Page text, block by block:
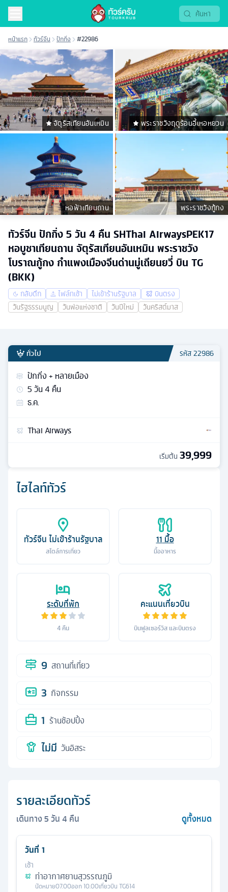
หน้าแรก ทัวร์จีน ปักกิ่ง #22986
จัตุรัสเทียนอันเหมิน พระราชวังฤดูร้อนอี้เหอหยวน
หอฟ้าเทียนถาน พระราชวังกู้กง
ทัวร์จีน ปักกิ่ง 5 วัน 4 คืน SHThai AirwaysPEK17
หอบูชาเทียนถาน จัตุรัสเทียนอันเหมิน พระราชวัง
โบราณกู้กง กำแพงเมืองจีนด่านมู่เถียนยวี่ บิน TG
(BKK)
กลับดึก ไฟล์ทเช้า ไม่เข้าร้านรัฐบาล
บินตรง
วันรัฐธรรมนูญ
วันพ่อแห่งชาติ วันปีใหม่ วันคริสต์มาส
ไฮไลท์ทัวร์
ทัวร์จีน ไม่เข้าร้านรัฐบาล
สไตล์การเที่ยว
11 มื้อ
มื้ออาหาร
ระดับที่พัก
4 คืน
คะแนนเที่ยวบิน
บินฟูลเซอร์วิส และบินตรง
9 สถานที่เที่ยว
3 กิจกรรม
1 ร้านช้อปปิ้ง
ไม่มี วันอิสระ
รายละเอียดทัวร์
เดินทาง5วัน4 คืน ดูทั้งหมด
วันที่ 1
เช้า
ท่าอากาศยานสุวรรณภูมิ
นัดหมาย07.00ออก10.00เที่ยวบิน TG614
ทั่วไป รหัส22986
ปักกิ่ง + หลายเมือง
5วัน4 คืน
ธ.ค.
Thai Airways
เริ่มต้น 39,999